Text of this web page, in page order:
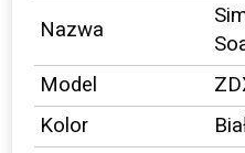
Nazwa
Model
Kolor